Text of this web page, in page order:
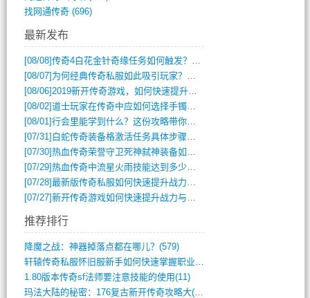
找网通传奇(696)
最新发布
[08/08]传奇4白花金针奇缘任务如何触发？完整攻略解析
[08/07] 为何经典传奇私服如此吸引玩家？深度攻略解析
[08/06]2019新开传奇游戏，如何快速提升角色等级？
[08/02]道士玩家在传奇中应如何选择手镯装备？
[08/01]行会里能学到什么？这份攻略带你全掌握
[07/31] 白蛇传奇装备格激活任务具体步骤是什么？如何完成？
[07/30]热血传奇荣誉守卫死神弑神装备如何获取与佩戴攻略？
[07/29]热血传奇中流星火雨技能达到多少级可以开始练装备？
[07/28]最新版传奇私服如何快速提升战力与获取稀有装备？
[07/27]新开传奇游戏如何快速提升战力与获取稀有装备？
推荐排行
降魔之战：神器掉落点都在哪儿？(579)
轩辕传奇私服怀旧服新手如何快速掌握职业选(993)
1.80版本传奇sf法师要注意技能的使用(11)
玛法大陆的秘密：176复古新开传奇攻略大(486)